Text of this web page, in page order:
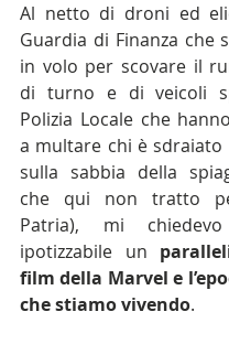
Al netto di droni ed
Guardia di Finanza che
in volo per scovare il
di turno e di veicoli
Polizia Locale che
a multare chi è
sulla sabbia della
che qui non tratto
Patria), mi
ipotizzabile un
film della Marvel e
che stiamo vivendo.